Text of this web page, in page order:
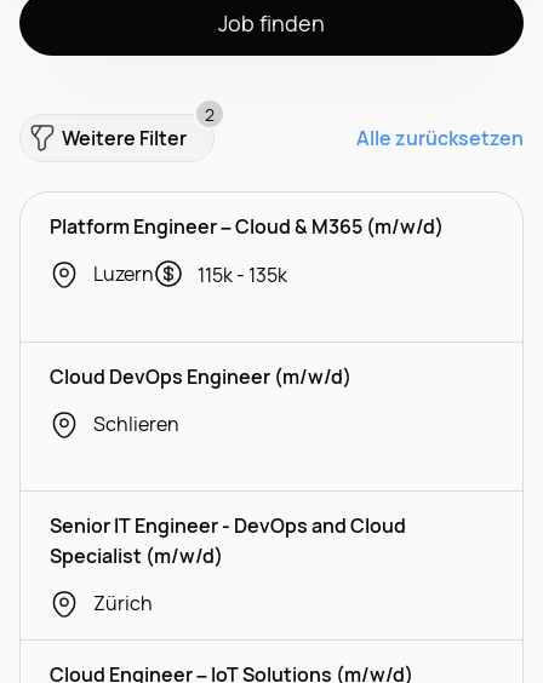
CH
Job finden
Weitere Filter
2
Alle zurücksetzen
Platform Engineer – Cloud & M365 (m/w/d)
Luzern
115k - 135k
Cloud DevOps Engineer (m/w/d)
Schlieren
Senior IT Engineer - DevOps and Cloud
Specialist (m/w/d)
Zürich
Cloud Engineer – IoT Solutions (m/w/d)